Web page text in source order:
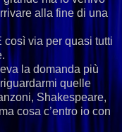
alla fine di una
così via per quasi tutti
la domanda più
quelle
Shakespeare,
cosa c’entro io con